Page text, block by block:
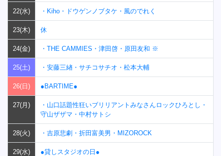
22(水) ・Kiho・ドウゲンノブタケ・風のでれく
23(木) 休
24(金) ・THE CAMMIES・津田啓・原田友和 ※
25(土) ・安藤三緖・サチコサチオ・松本大輔
26(日) ●BARTIME●
27(月)
・山口話題性狂いブリリアントみなさんロックひろとし・
守山ザザマ・中村サトシ
28(火) ・吉原悲劇・折田富美男・MIZOROCK
29(水) ●貸しスタジオの日●